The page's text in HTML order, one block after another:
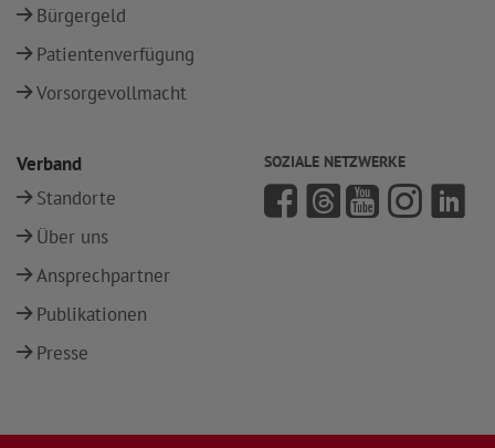
Bürgergeld
Patientenverfügung
Vorsorgevollmacht
Verband
Standorte
Über uns
Ansprechpartner
Publikationen
Presse
SOZIALE NETZWERKE